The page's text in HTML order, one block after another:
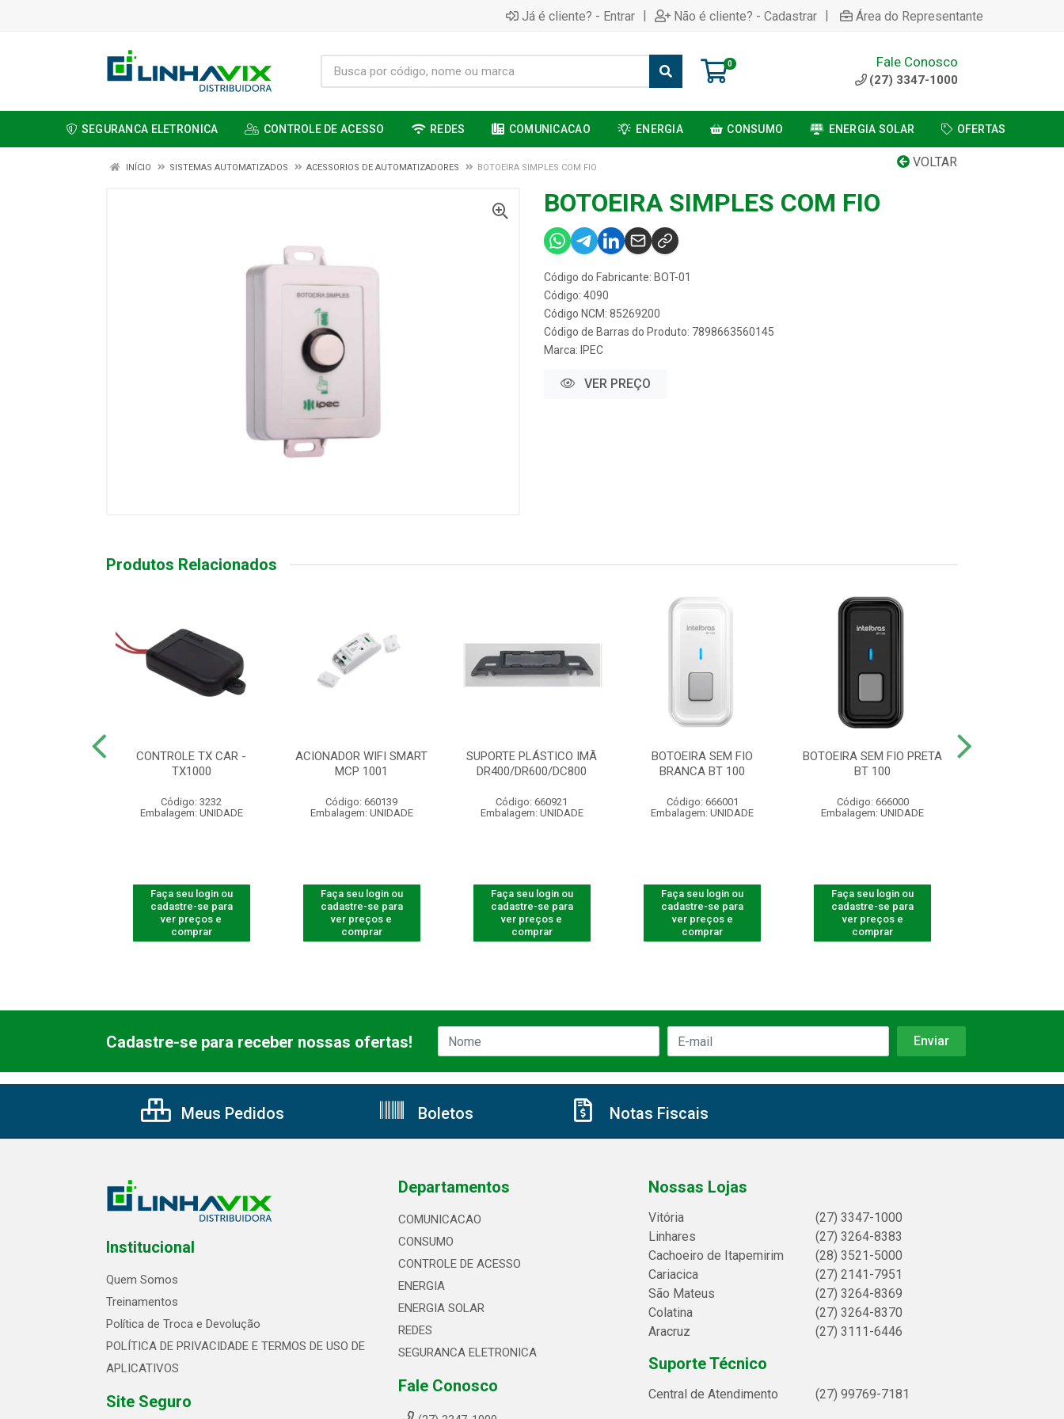
Já é cliente? - Entrar | Não é cliente? - Cadastrar | Área do Representante
0 Fale Conosco
(27) 3347-1000
SEGURANCA ELETRONICA CONTROLE DE ACESSO REDES COMUNICACAO ENERGIA CONSUMO ENERGIA SOLAR OFERTAS
VOLTAR
INÍCIO SISTEMAS AUTOMATIZADOS ACESSORIOS DE AUTOMATIZADORES BOTOEIRA SIMPLES COM FIO
BOTOEIRA SIMPLES COM FIO
Código do Fabricante: BOT-01
Código: 4090
Código NCM: 85269200
Código de Barras do Produto: 7898663560145
Marca: IPEC
VER PREÇO
Produtos Relacionados
CONTROLE TX CAR -
TX1000
Código: 3232
Embalagem: UNIDADE
Faça seu login ou
cadastre-se para
ver preços e
comprar
ACIONADOR WIFI SMART
MCP 1001
Código: 660139
Embalagem: UNIDADE
Faça seu login ou
cadastre-se para
ver preços e
comprar
SUPORTE PLÁSTICO IMÃ
DR400/DR600/DC800
Código: 660921
Embalagem: UNIDADE
Faça seu login ou
cadastre-se para
ver preços e
comprar
BOTOEIRA SEM FIO
BRANCA BT 100
Código: 666001
Embalagem: UNIDADE
Faça seu login ou
cadastre-se para
ver preços e
comprar
BOTOEIRA SEM FIO PRETA
BT 100
Código: 666000
Embalagem: UNIDADE
Faça seu login ou
cadastre-se para
ver preços e
comprar
Cadastre-se para receber nossas ofertas!
Meus Pedidos Boletos Notas Fiscais
Institucional
Quem Somos
Treinamentos
Política de Troca e Devolução
POLÍTICA DE PRIVACIDADE E TERMOS DE USO DE
APLICATIVOS
Site Seguro
Departamentos
COMUNICACAO
CONSUMO
CONTROLE DE ACESSO
ENERGIA
ENERGIA SOLAR
REDES
SEGURANCA ELETRONICA
Fale Conosco
Nossas Lojas
Vitória
(27) 3347-1000
Linhares
(27) 3264-8383
Cachoeiro de Itapemirim
(28) 3521-5000
Cariacica
(27) 2141-7951
São Mateus
(27) 3264-8369
Colatina
(27) 3264-8370
Aracruz
(27) 3111-6446
Suporte Técnico
Central de Atendimento (27) 99769-7181